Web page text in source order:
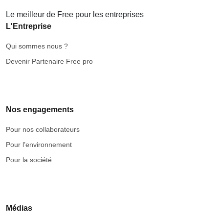
Le meilleur de Free pour les entreprises
L'Entreprise
Qui sommes nous ?
Devenir Partenaire Free pro
Nos engagements
Pour nos collaborateurs
Pour l’environnement
Pour la société
Médias